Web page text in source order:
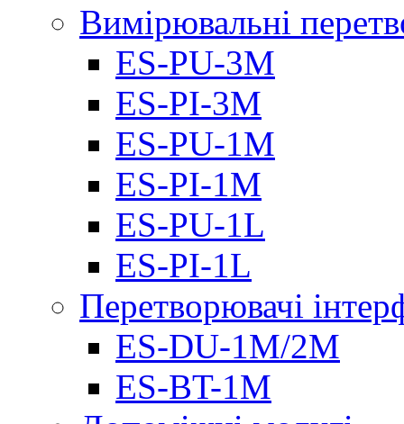
Вимірювальні
ES-PU-3M
ES-PI-3M
ES-PU-1M
ES-PI-1M
ES-PU-1L
ES-PI-1L
Перетворювачі
ES-DU-1M/2M
ES-BT-1M